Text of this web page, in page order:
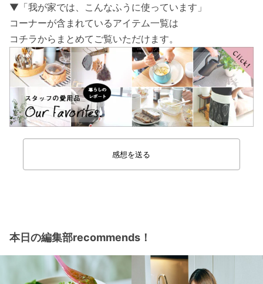
▼「我が家では、こんなふうに使っています」
コーナーが含まれているアイテム一覧は
コチラからまとめてご覧いただけます。
感想を送る
本日の編集部recommends！